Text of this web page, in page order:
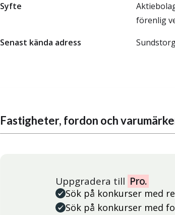
Syfte
förenlig
Senast kända adress
Fastigheter, fordon och
Uppgradera till Pro.
Sök på konkurser med
Sök på konkurser med